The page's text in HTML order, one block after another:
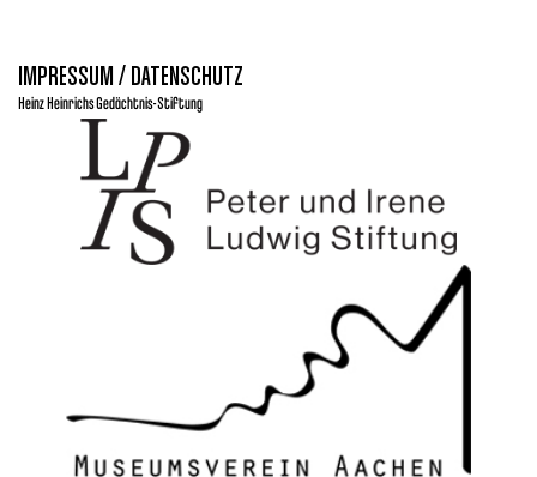
IMPRESSUM / DATENSCHUTZ
Heinz Heinrichs Gedächtnis-Stiftung